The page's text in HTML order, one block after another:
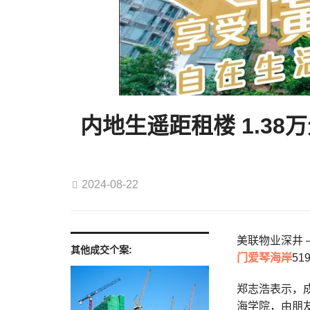
内地生遥距租楼 1.38
2024-08-22
其他成交个案:
美联物业深井
门 爱琴海岸
郑志浩表示，
海学院，由朋